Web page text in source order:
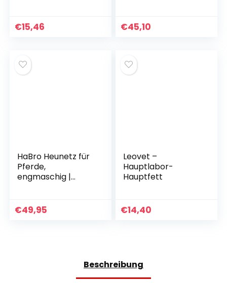
€15,46
organische
Spurenelemente
€45,10
HaBro Heunetz für
Pferde,
engmaschig |
Heusack | Extrem
robust und
€49,95
Leovet –
Hauptlabor-
Hauptfett
€14,40
Beschreibung